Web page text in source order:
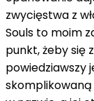
zwycięstwa z
Souls to moim
punkt, żeby się
powiedziawszy
skomplikowaną